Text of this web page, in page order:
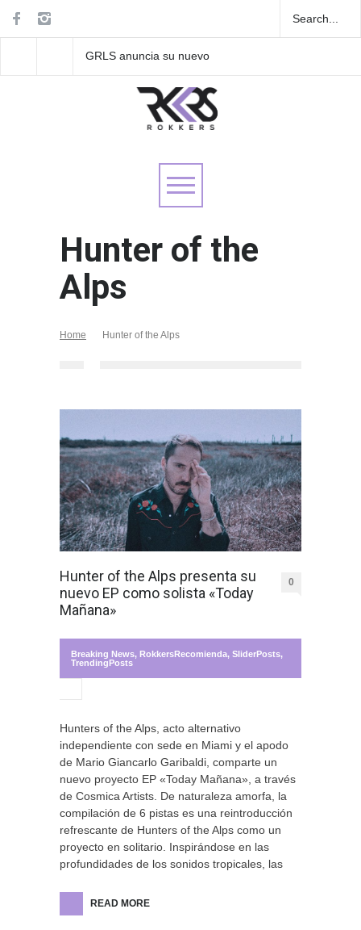
GRLS anuncia su nuevo
Hunter of the
Alps
Home Hunter of the Alps
Hunter of the Alps presenta su
nuevo EP como solista «Today
Mañana»
0
Breaking News, RokkersRecomienda, SliderPosts,
TrendingPosts
Hunters of the Alps, acto alternativo
independiente con sede en Miami y el apodo
de Mario Giancarlo Garibaldi, comparte un
nuevo proyecto EP «Today Mañana», a través
de Cosmica Artists. De naturaleza amorfa, la
compilación de 6 pistas es una reintroducción
refrescante de Hunters of the Alps como un
proyecto en solitario. Inspirándose en las
profundidades de los sonidos tropicales, las
READ MORE